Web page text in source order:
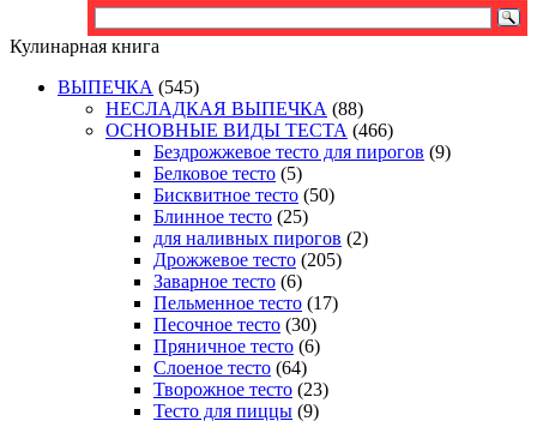
Кулинарная книга
ВЫПЕЧКА (545)
НЕСЛАДКАЯ ВЫПЕЧКА (88)
ОСНОВНЫЕ ВИДЫ ТЕСТА (466)
Бездрожжевое тесто для пирогов (9)
Белковое тесто (5)
Бисквитное тесто (50)
Блинное тесто (25)
для наливных пирогов (2)
Дрожжевое тесто (205)
Заварное тесто (6)
Пельменное тесто (17)
Песочное тесто (30)
Пряничное тесто (6)
Слоеное тесто (64)
Творожное тесто (23)
Тесто для пиццы (9)